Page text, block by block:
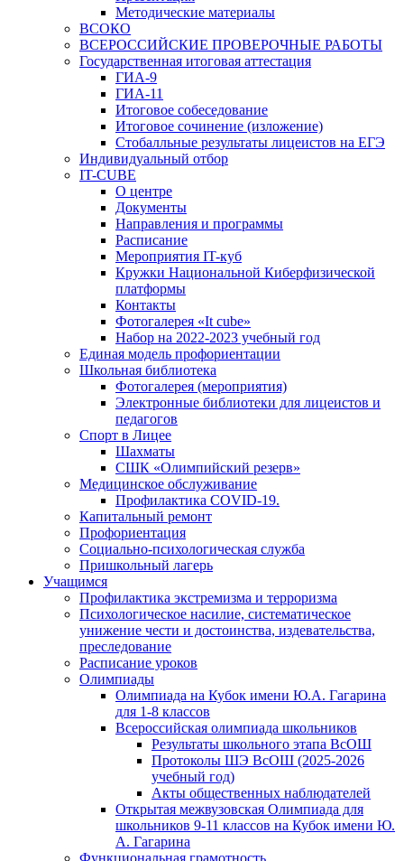
Методические материалы
ВСОКО
ВСЕРОССИЙСКИЕ ПРОВЕРОЧНЫЕ РАБОТЫ
Государственная итоговая аттестация
ГИА-9
ГИА-11
Итоговое собеседование
Итоговое сочинение (изложение)
Стобалльные результаты лицеистов на ЕГЭ
Индивидуальный отбор
IT-CUBE
О центре
Документы
Направления и программы
Расписание
Мероприятия IT-куб
Кружки Национальной Киберфизической
платформы
Контакты
Фотогалерея «It cube»
Набор на 2022-2023 учебный год
Единая модель профориентации
Школьная библиотека
Фотогалерея (мероприятия)
Электронные библиотеки для лицеистов и
педагогов
Спорт в Лицее
Шахматы
СШК «Олимпийский резерв»
Медицинское обслуживание
Профилактика COVID-19.
Капитальный ремонт
Профориентация
Социально-психологическая служба
Пришкольный лагерь
Учащимся
Профилактика экстремизма и терроризма
Психологическое насилие, систематическое
унижение чести и достоинства, издевательства,
преследование
Расписание уроков
Олимпиады
Олимпиада на Кубок имени Ю.А. Гагарина
для 1-8 классов
Всероссийская олимпиада школьников
Результаты школьного этапа ВсОШ
Протоколы ШЭ ВсОШ (2025-2026
учебный год)
Акты общественных наблюдателей
Открытая межвузовская Олимпиада для
школьников 9-11 классов на Кубок имени Ю.
А. Гагарина